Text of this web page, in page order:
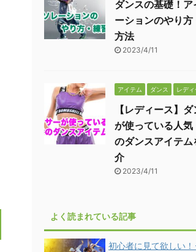
ダンスの基礎！ア
ーションのやり方
方法
2023/4/11
アイテム ダンス レディ
【レディース】
が使っている人気
のダンスアイテム
介
2023/4/11
よく読まれている記事
初心者に見て欲しい！